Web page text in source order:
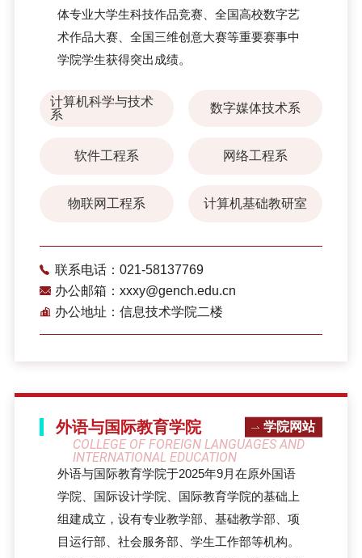
体专业大学生科技作品竞赛、全国高校数字艺
术作品大赛、全国三维创意大赛等重要赛事中
学院学生获得突出成绩。
计算机科学与技术
系
数字媒体技术系
软件工程系 网络工程系
物联网工程系 计算机基础教研室
联系电话：021-58137769
办公邮箱：xxxy@gench.edu.cn
办公地址：信息技术学院二楼
外语与国际教育学院
COLLEGE OF FOREIGN LANGUAGES AND
INTERNATIONAL EDUCATION
学院网站
外语与国际教育学院于2025年9月在原外国语
学院、国际设计学院、国际教育学院的基础上
组建成立，设有专业教学部、基础教学部、项
目运行部、社会服务部、学生工作部等机构。